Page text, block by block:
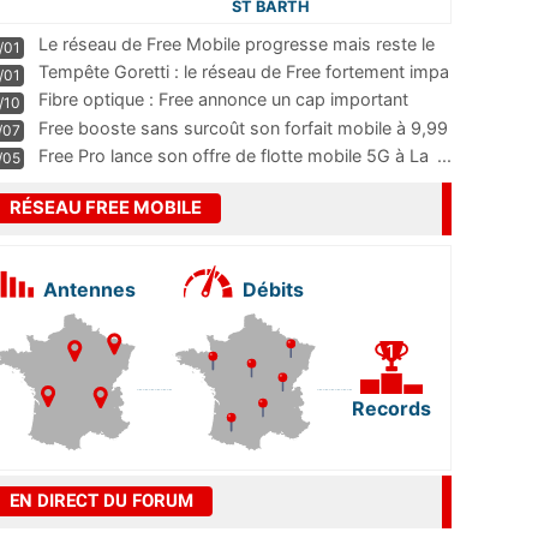
ST BARTH
Le réseau de Free Mobile progresse mais reste le
m
...
Tempête Goretti : le réseau de Free fortement impa
Fibre optique : Free annonce un cap important
pass
...
Free booste sans surcoût son forfait mobile à 9,99
Free Pro lance son offre de flotte mobile 5G à La ...
RÉSEAU FREE MOBILE
Antennes Débits
Records
EN DIRECT DU FORUM